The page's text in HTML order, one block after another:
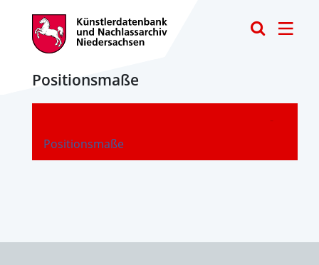
Positionsmaße
Positionsmaße
-